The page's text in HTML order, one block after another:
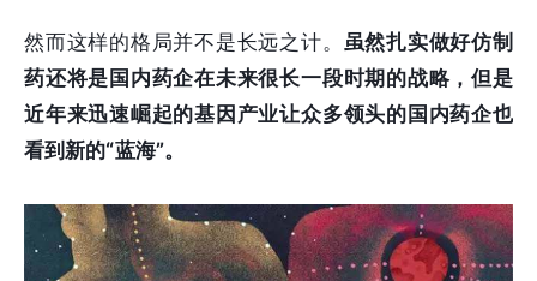
然而这样的格局并不是长远之计。 虽然扎实做好仿制
药还将是国内药企在未来很长一段时期的战略，但是
近年来迅速崛起的基因产业让众多领头的国内药企也
看到新的“蓝海”。